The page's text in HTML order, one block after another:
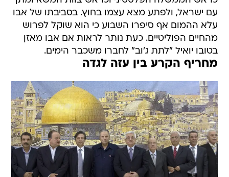
עם ישראל, ולפתע מצא עצמו בחוץ. בסביבתו של אבו
עלא ההמום אף סיפרו השבוע כי הוא שוקל לפרוש
מהחיים הפוליטיים. כעת נותר לראות אם אבו מאזן
בטובו יואיל "לתת ג'וב" לחברו משכבר הימים.
מחריף הקרע בין עזה לגדה